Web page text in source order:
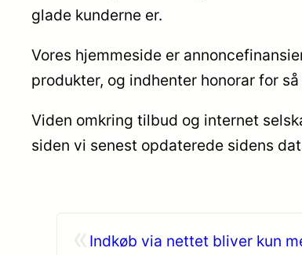
glade kunderne er.
Vores hjemmeside er
produkter, og indhenter honorar for
Viden omkring tilbud og internet
siden vi senest opdaterede sidens
Indkøb via nettet bliver kun